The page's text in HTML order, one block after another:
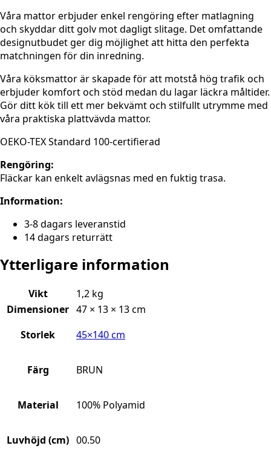
Våra mattor erbjuder enkel rengöring efter matlagning
och skyddar ditt golv mot dagligt slitage. Det omfattande
designutbudet ger dig möjlighet att hitta den perfekta
matchningen för din inredning.
Våra köksmattor är skapade för att motstå hög trafik och
erbjuder komfort och stöd medan du lagar läckra måltider.
Gör ditt kök till ett mer bekvämt och stilfullt utrymme med
våra praktiska plattvävda mattor.
OEKO-TEX Standard 100-certifierad
Rengöring:
Fläckar kan enkelt avlägsnas med en fuktig trasa.
Information:
3-8 dagars leveranstid
14 dagars returrätt
Ytterligare information
Vikt
1,2 kg
Dimensioner 47 × 13 × 13 cm
Storlek
45×140 cm
Färg BRUN
Material 100% Polyamid
Luvhöjd (cm) 00.50